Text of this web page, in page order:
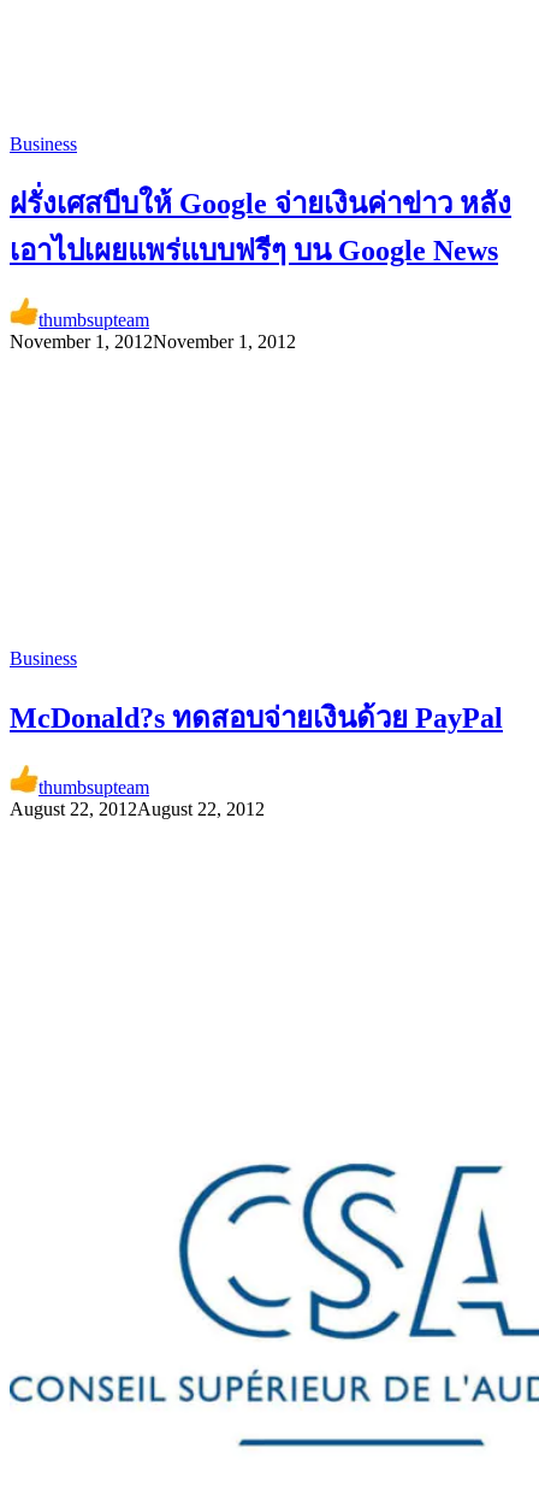
Business
ฝรั่งเศสบีบให้ Google จ่ายเงินค่าข่าว หลัง
เอาไปเผยแพร่แบบฟรีๆ บน Google News
thumbsupteam
November 1, 2012November 1, 2012
Business
McDonald?s ทดสอบจ่ายเงินด้วย PayPal
thumbsupteam
August 22, 2012August 22, 2012